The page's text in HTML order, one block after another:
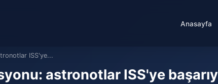
Anasayfa
ISS'ye...
astronotlar ISS'ye